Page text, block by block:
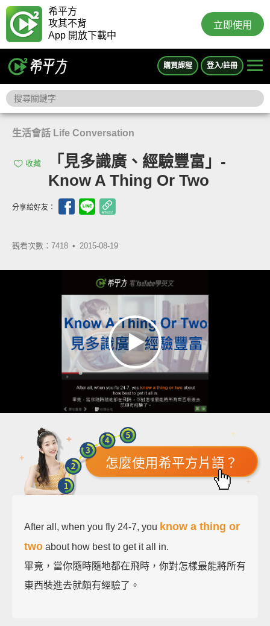
希平方
攻其不背
App 開放下載中
立即使用
購買課程 登入/註冊
生活會話 Life Conversation
收藏
「見多識廣、經驗豐富」-
Know A Thing Or Two
分享給好友：
觀看次數：7418 • 2015-08-19
怎麼使用希平方片語？
After all, when you fly 24-7, you know a thing or
two about how best to get it all in.
畢竟，當你隨時隨地都在飛時，你對怎樣最能將所有
東西裝進去就頗有經驗了。